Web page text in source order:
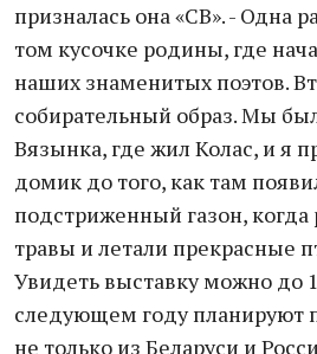
призналась она «СВ». - Одна
том кусочке родины, где
наших знаменитых поэтов.
собирательный образ. Мы
Вязынка, где жил Колас, и я
домик до того, как там
подстриженный газон, когда
травы и летали прекрасные
Увидеть выставку можно до
следующем году планируют
не только из Беларуси и